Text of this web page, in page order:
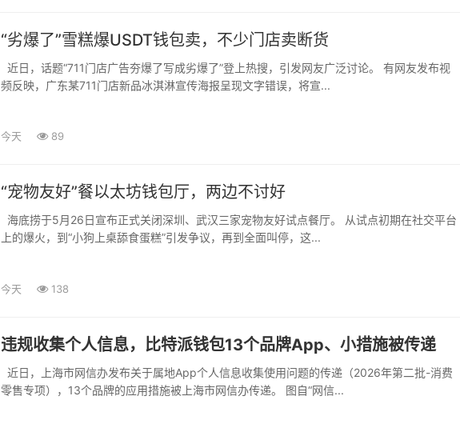
“劣爆了”雪糕爆USDT钱包卖，不少门店卖断货
频反映，广东某711门店新品冰淇淋宣传海报呈现文字错误，将宣...
今天 89
“宠物友好”餐以太坊钱包厅，两边不讨好
上的爆火，到“小狗上桌舔食蛋糕”引发争议，再到全面叫停，这...
今天 138
违规收集个人信息，比特派钱包13个品牌App、小措施被传递
零售专项），13个品牌的应用措施被上海市网信办传递。 图自“网信...